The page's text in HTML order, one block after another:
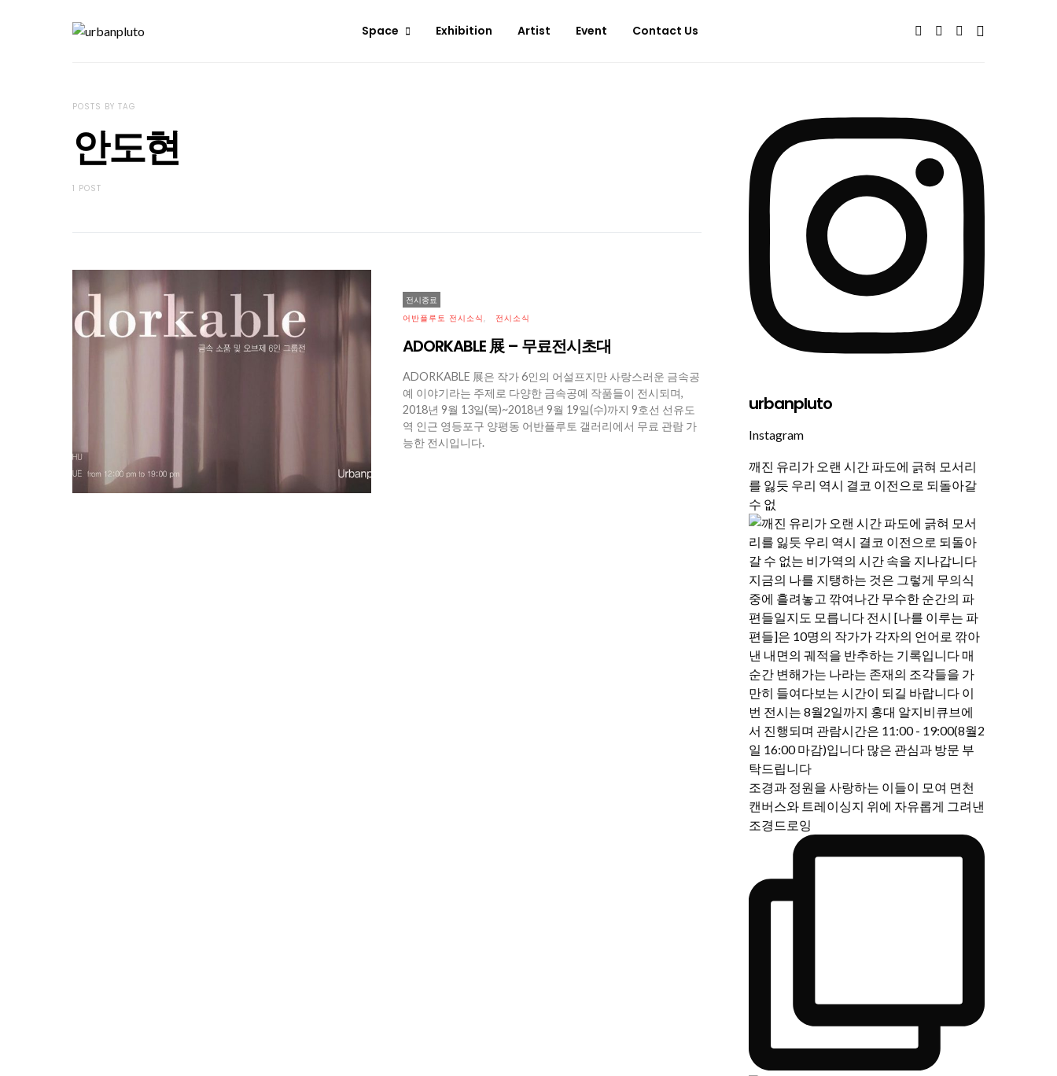
Space Exhibition Artist Event Contact Us
POSTS BY TAG
안도현
1 POST
전시종료
어반플루토 전시소식 전시소식
ADORKABLE 展 – 무료전시초대
ADORKABLE 展은 작가 6인의 어설프지만 사랑스러운 금속공
예 이야기라는 주제로 다양한 금속공예 작품들이 전시되며,
2018년 9월 13일(목)~2018년 9월 19일(수)까지 9호선 선유도
역 인근 영등포구 양평동 어반플루토 갤러리에서 무료 관람 가
능한 전시입니다.
urbanpluto
Instagram
깨진 유리가 오랜 시간 파도에 긁혀 모서리
를 잃듯 우리 역시 결코 이전으로 되돌아갈
수 없
조경과 정원을 사랑하는 이들이 모여 면천
캔버스와 트레이싱지 위에 자유롭게 그려낸
조경드로잉